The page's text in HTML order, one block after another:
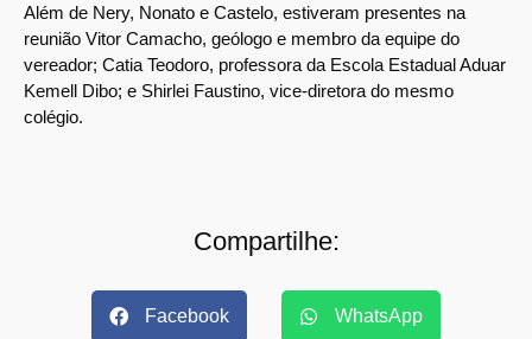
Além de Nery, Nonato e Castelo, estiveram presentes na
reunião Vitor Camacho, geólogo e membro da equipe do
vereador; Catia Teodoro, professora da Escola Estadual Aduar
Kemell Dibo; e Shirlei Faustino, vice-diretora do mesmo
colégio.
Compartilhe:
Facebook WhatsApp